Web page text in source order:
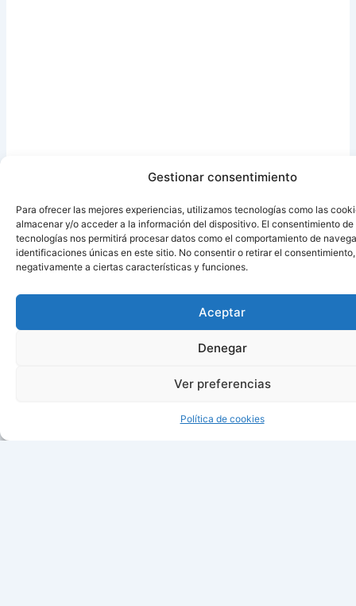
Gestionar consentimiento
Para ofrecer las mejores experiencias, utilizamos tecnologías como las
almacenar y/o acceder a la información del dispositivo. El consentimiento de
tecnologías nos permitirá procesar datos como el comportamiento de
identificaciones únicas en este sitio. No consentir o retirar el
negativamente a ciertas características y funciones.
Aceptar
Denegar
Ver preferencias
Política de cookies